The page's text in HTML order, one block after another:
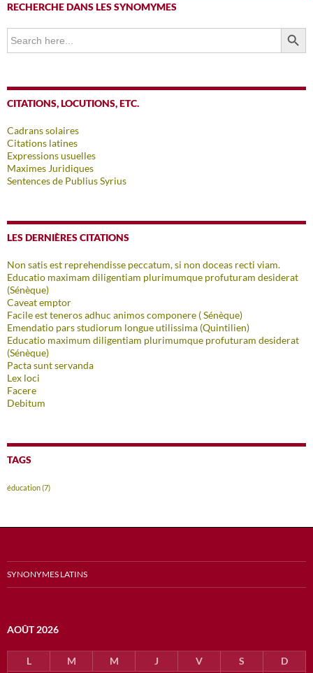
RECHERCHE DANS LES SYNOMYMES
Search
for:
SEARCH
CITATIONS, LOCUTIONS, ETC.
Cadrans solaires
Citations latines
Expressions usuelles
Maximes Juridiques
Sentences de Publius Syrius
LES DERNIÈRES CITATIONS
Non satis est reprehendisse peccatum, si non doceas recti viam.
Educatio maximam diligentiam plurimumque profuturam desiderat
(Sénèque)
Caveat emptor
Facile est teneros adhuc animos componere ( Sénèque)
Emendatio pars studiorum longue utilissima (Quintilien)
Educatio maximum diligentiam plurimumque profuturam desiderat
(Sénèque)
Pacta sunt servanda
Lex loci
Facere
Debitum
TAGS
éducation(7)
SYNONYMES LATINS
AOÛT 2026
L M M J V S D